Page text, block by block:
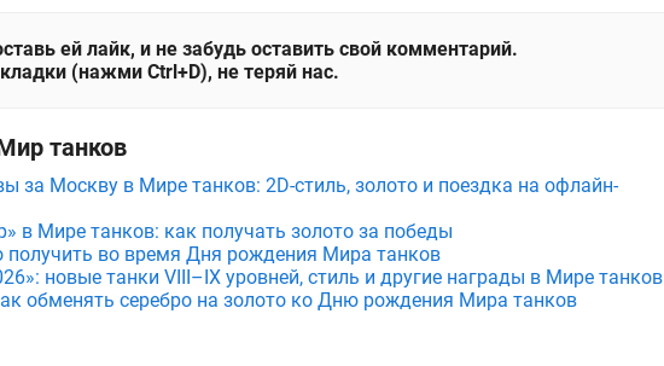
ей лайк, и не забудь оставить свой комментарий.
(нажми Ctrl+D), не теряй нас.
танков
за Москву в Мире танков: 2D-стиль, золото и поездка на офлайн-
в Мире танков: как получать золото за победы
во время Дня рождения Мира танков
новые танки VIII–IX уровней, стиль и другие награды в Мире танков
обменять серебро на золото ко Дню рождения Мира танков